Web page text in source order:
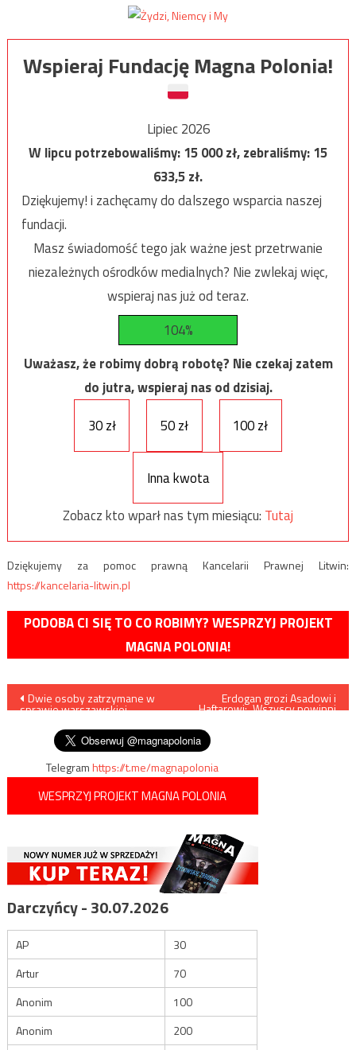
Wspieraj Fundację Magna Polonia!
Lipiec 2026
W lipcu potrzebowaliśmy:15 000zł, zebraliśmy:15
633,5zł.
Dziękujemy! i zachęcamy do dalszego wsparcia naszej
fundacji.
Masz świadomość tego jak ważne jest przetrwanie
niezależnych ośrodków medialnych? Nie zwlekaj więc,
wspieraj nas już od teraz.
104%
Uważasz, że robimy dobrą robotę? Nie czekaj zatem
do jutra, wspieraj nas od dzisiaj.
30 zł
50 zł 100 zł
Inna kwota
Zobacz kto wparł nas tym miesiącu: Tutaj
Dziękujemy za pomoc prawną Kancelarii Prawnej Litwin:
https://kancelaria-litwin.pl
PODOBA CI SIĘ TO CO ROBIMY? WESPRZYJ PROJEKT
MAGNA POLONIA!
Nawigacja
wpisu
Dwie osoby zatrzymane w
sprawie warszawskiej
Erdogan grozi Asadowi i
Haftarowi: „Wszyscy powinni
Telegramhttps://t.me/magnapolonia
WESPRZYJ PROJEKT MAGNA POLONIA
Darczyńcy - 30.07.2026
AP
30
Artur
70
Anonim
100
Anonim
200